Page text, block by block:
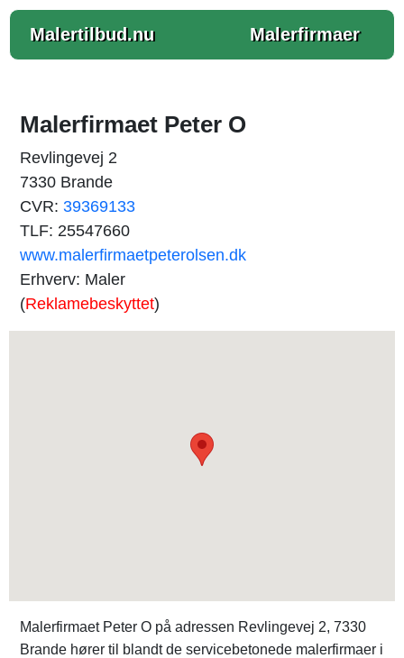
Malertilbud.nu Malerfirmaer
Malerfirmaet Peter O
Revlingevej 2
7330 Brande
CVR: 39369133
TLF: 25547660
www.malerfirmaetpeterolsen.dk
Erhverv: Maler
(Reklamebeskyttet)
Malerfirmaet Peter O på adressen Revlingevej 2, 7330
Brande hører til blandt de servicebetonede malerfirmaer i